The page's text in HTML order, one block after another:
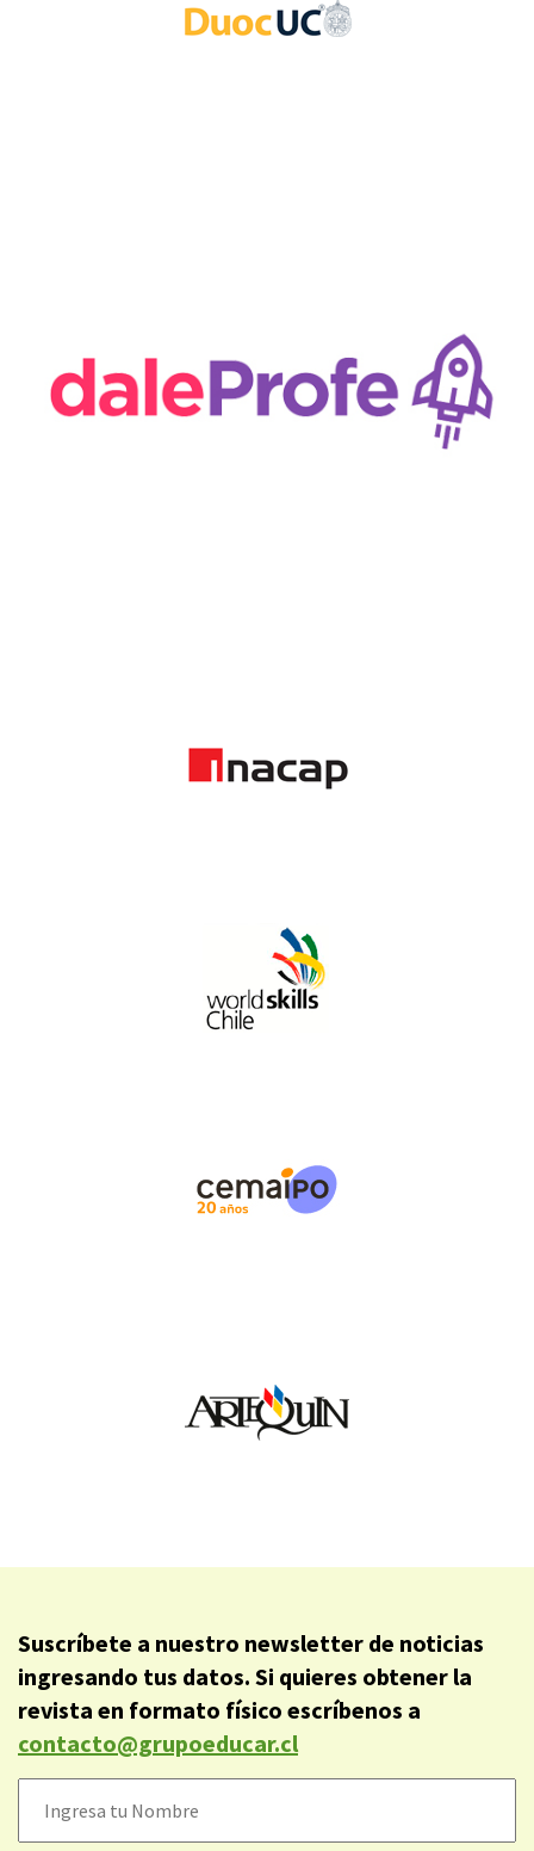
Suscríbete a nuestro newsletter de noticias
ingresando tus datos. Si quieres obtener la
revista en formato físico escríbenos a
contacto@grupoeducar.cl